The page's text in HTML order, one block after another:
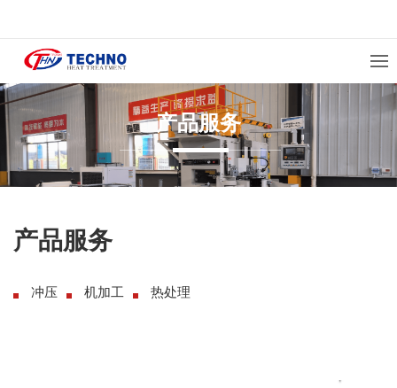
产品服务
产品服务
冲压 机加工 热处理